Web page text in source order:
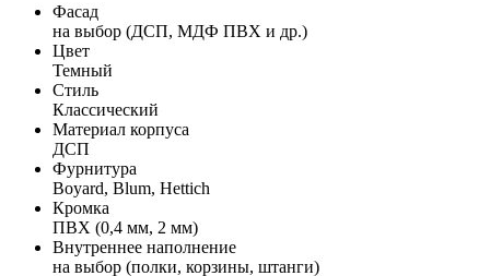
Фасад
на выбор (ДСП, МДФ ПВХ и др.)
Цвет
Темный
Стиль
Классический
Материал корпуса
ДСП
Фурнитура
Boyard, Blum, Hettich
Кромка
ПВХ (0,4 мм, 2 мм)
Внутреннее наполнение
на выбор (полки, корзины, штанги)